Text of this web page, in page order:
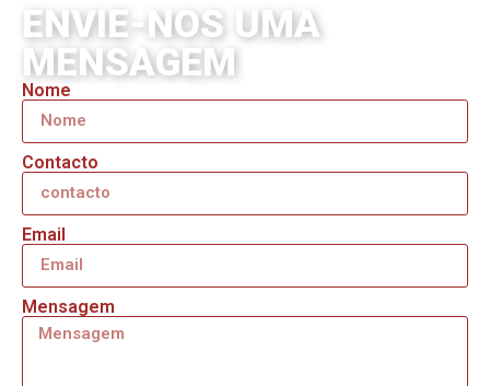
ENVIE-NOS UMA
MENSAGEM
Nome
Contacto
Email
Mensagem